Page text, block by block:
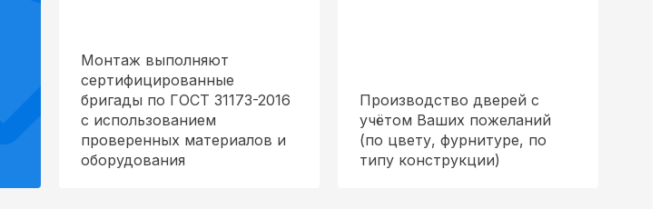
Монтаж выполняют
сертифицированные
бригады по ГОСТ 31173-2016
с использованием
проверенных материалов и
оборудования
Производство дверей с
учётом Ваших пожеланий
(по цвету, фурнитуре, по
типу конструкции)